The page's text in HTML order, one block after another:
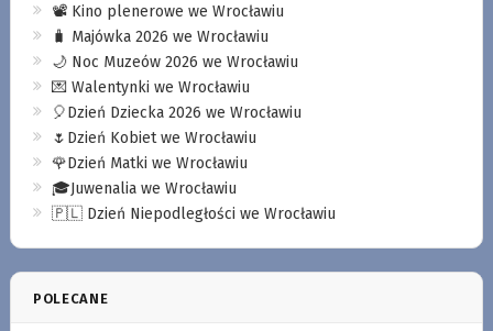
📽️ Kino plenerowe we Wrocławiu
🧳 Majówka 2026 we Wrocławiu
🌙 Noc Muzeów 2026 we Wrocławiu
💌 Walentynki we Wrocławiu
🎈Dzień Dziecka 2026 we Wrocławiu
🌷Dzień Kobiet we Wrocławiu
🌹Dzień Matki we Wrocławiu
🎓Juwenalia we Wrocławiu
🇵🇱 Dzień Niepodległości we Wrocławiu
POLECANE